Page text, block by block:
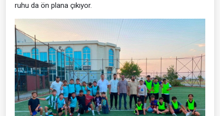
ruhu da ön plana çıkıyor.